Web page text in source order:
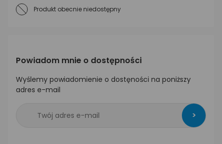
Produkt obecnie niedostępny
Powiadom mnie o dostępności
Wyślemy powiadomienie o dostęności na poniższy
adres e-mail
>